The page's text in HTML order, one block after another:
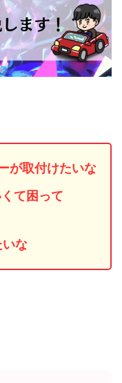
が取付けたいな
て困って
いな